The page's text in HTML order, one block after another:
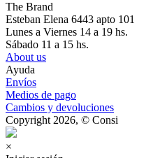
The Brand
Esteban Elena 6443 apto 101
Lunes a Viernes 14 a 19 hs.
Sábado 11 a 15 hs.
About us
Ayuda
Envíos
Medios de pago
Cambios y devoluciones
Copyright 2026, © Consi
×